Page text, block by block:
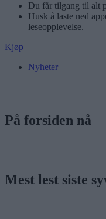
Du får tilgang til alt
Husk å laste ned
leseopplevelse.
Kjøp
Nyheter
På forsiden nå
Mest lest siste